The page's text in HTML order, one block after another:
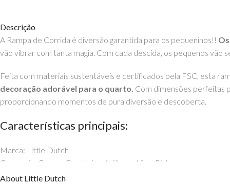
Descrição
A Rampa de Corrida é diversão garantida para os pequeninos!!
vão vibrar com tanta magia. Com cada descida, os pequenos
Feita com materiais sustentáveis e certificados pela FSC, esta
decoração adorável para o quarto. Com dimensões perfeitas
proporcionando momentos de pura diversão e descoberta.
Características principais:
Marca: Little Dutch
Categoria: Carros, Comboios, Aviões e Afins, Pistas
Material: Madeira certificada FSC
About Little Dutch